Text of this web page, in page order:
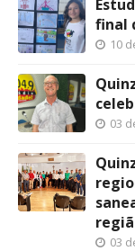
final
10
03
03